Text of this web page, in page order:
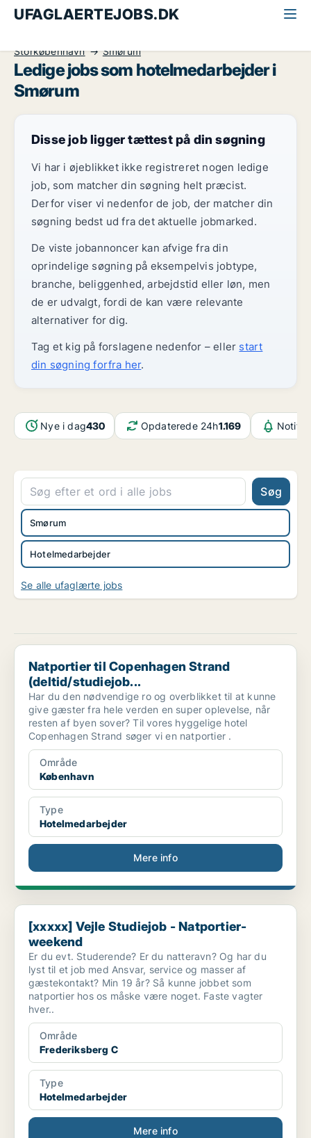
UFAGLAERTEJOBS.DK
Storkøbenhavn
Smørum
Ledige jobs som hotelmedarbejder i
Smørum
Disse job ligger tættest på din søgning
Vi har i øjeblikket ikke registreret nogen ledige
job, som matcher din søgning helt præcist.
Derfor viser vi nedenfor de job, der matcher din
søgning bedst ud fra det aktuelle jobmarked.
De viste jobannoncer kan afvige fra din
oprindelige søgning på eksempelvis jobtype,
branche, beliggenhed, arbejdstid eller løn, men
de er udvalgt, fordi de kan være relevante
alternativer for dig.
Tag et kig på forslagene nedenfor – eller start
din søgning forfra her.
Nye i dag430 Opdaterede 24h1.169
Søg
Hotelmedarbejder
Smørum
Se alle ufaglærte jobs
Natportier til Copenhagen Strand (deltid/studiejob...
Natportier til Copenhagen Strand
(deltid/studiejob...
Har du den nødvendige ro og overblikket til at kunne
give gæster fra hele verden en super oplevelse, når
resten af byen sover? Til vores hyggelige hotel
Copenhagen Strand søger vi en natportier .
Område
København
Type
Hotelmedarbejder
Mere info
[xxxxx] Vejle Studiejob - Natportier- weekend
[xxxxx] Vejle Studiejob - Natportier-
weekend
Er du evt. Studerende? Er du natteravn? Og har du
lyst til et job med Ansvar, service og masser af
gæstekontakt? Min 19 år? Så kunne jobbet som
natportier hos os måske være noget. Faste vagter
hver..
Område
Frederiksberg C
Type
Hotelmedarbejder
Mere info